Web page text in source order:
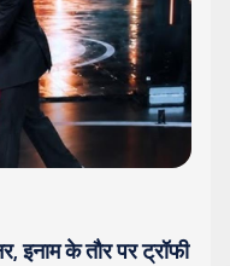
है उसका खास दोस्त